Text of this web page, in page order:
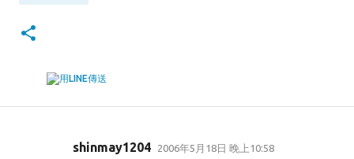
shinmay1204 2006年5月18日 晚上10:58